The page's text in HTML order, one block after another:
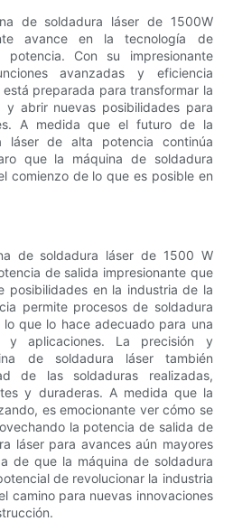
de soldadura láser de 1500W
avance en la tecnología de
Con su impresionante
avanzadas y eficiencia
preparada para transformar la
y abrir nuevas posibilidades para
A medida que el futuro de la
láser de alta potencia continúa
que la máquina de soldadura
comienzo de lo que es posible en
de soldadura láser de 1500 W
de salida impresionante que
posibilidades en la industria de la
permite procesos de soldadura
que lo hace adecuado para una
y aplicaciones. La precisión y
de soldadura láser también
de las soldaduras realizadas,
y duraderas. A medida que la
es emocionante ver cómo se
la potencia de salida de
láser para avances aún mayores
de que la máquina de soldadura
de revolucionar la industria
camino para nuevas innovaciones